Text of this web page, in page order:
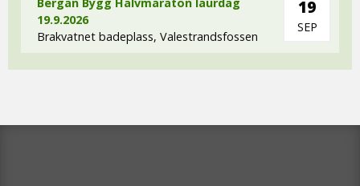
19.9.2026
Brakvatnet badeplass, Valestrandsfossen
19
SEP